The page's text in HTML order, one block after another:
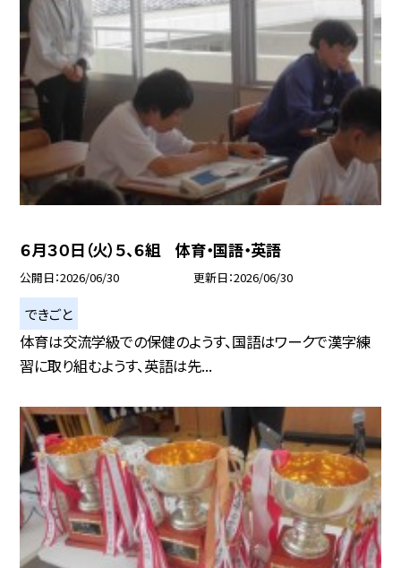
６月３０日（火）５、６組 体育・国語・英語
公開日 2026/06/30 更新日 2026/06/30
できごと
体育は交流学級での保健のようす、国語はワークで漢字練
習に取り組むようす、英語は先...